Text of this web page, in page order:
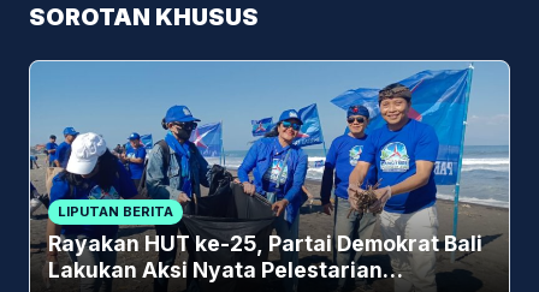
SOROTAN KHUSUS
LIPUTAN BERITA
Rayakan HUT ke-25, Partai Demokrat Bali
Lakukan Aksi Nyata Pelestarian